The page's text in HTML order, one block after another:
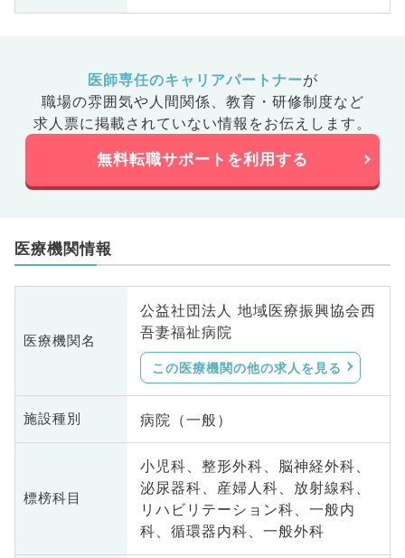
医師専任のキャリアパートナーが
職場の雰囲気や人間関係、 教育・研修制度など
求人票に掲載されていない情報をお伝えします。
無料転職サポートを利用する
医療機関情報
医療機関名
公益社団法人 地域医療振興協会西
吾妻福祉病院
この医療機関の他の求人を見る
施設種別 病院（一般）
標榜科目
小児科、整形外科、脳神経外科、
泌尿器科、産婦人科、放射線科、
リハビリテーション科、一般内
科、循環器内科、一般外科